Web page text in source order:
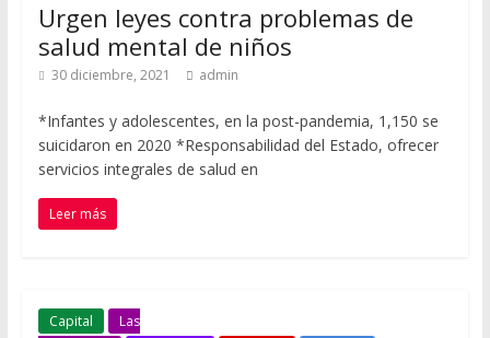
Urgen leyes contra problemas de
salud mental de niños
30 diciembre, 2021 admin
*Infantes y adolescentes, en la post-pandemia, 1,150 se
suicidaron en 2020 *Responsabilidad del Estado, ofrecer
servicios integrales de salud en
Leer más
Capital
Las